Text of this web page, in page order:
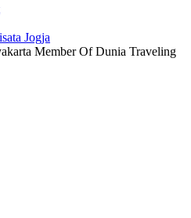
Member Of Dunia Traveling